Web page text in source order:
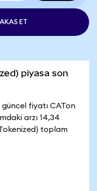
ET
piyasa son
fiyatı CATon
arzı 14,34
toplam